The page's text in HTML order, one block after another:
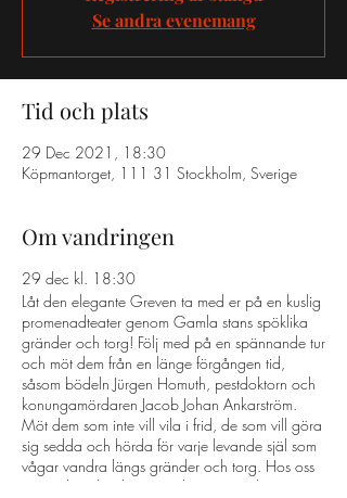
Se andra evenemang
Tid och plats
29 Dec 2021, 18:30
Köpmantorget, 111 31 Stockholm, Sverige
Om vandringen
29 dec kl. 18:30
Låt den elegante Greven ta med er på en kuslig
promenadteater genom Gamla stans spöklika
gränder och torg! Följ med på en spännande tur
och möt dem från en länge förgången tid,
såsom bödeln Jürgen Homuth, pestdoktorn och
konungamördaren Jacob Johan Ankarström.
Möt dem som inte vill vila i frid, de som vill göra
sig sedda och hörda för varje levande själ som
vågar vandra längs gränder och torg. Hos oss
möter du vålnaderna ansikte mot ansikte! Hör